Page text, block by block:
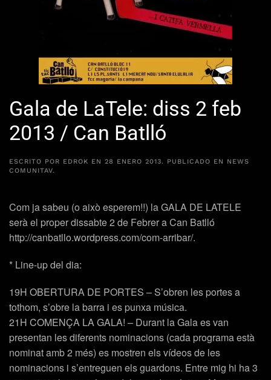
Gala de LaTele: diss 2 feb
2013 / Can Batlló
ESCRITO POR EDROK EN 28 ENERO 2013. PUBLICADO EN NEWS
COMUNITAV.
Com ja sabeu (o això esperem!!) la GALA DE LATELE
serà el proper dissabte 2 de Febrer a Can Batlló
http://canbatllo.wordpress.com/com-arribar/.
* Line-up del dia:
19H OBERTURA DE PORTES – S’obren les portes a
tothom, s’obre la barra i es punxa música.
21H COMENÇA LA GALA! – Durant la Gala es van
presentan les diferents nominacions (cada programa està
nominat amb 2 més) es mostren els vídeos de les
nominacions i s’entreguen els guardons. Entre mig hi ha 3